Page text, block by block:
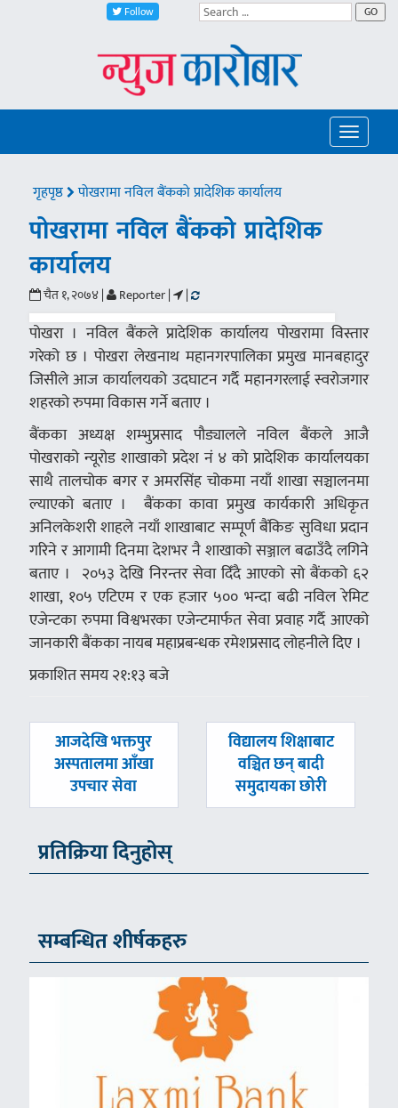
Follow GO
Toggle
गृहपृष्ठ पोखरामा नविल बैंकको प्रादेशिक कार्यालय
पोखरामा नविल बैंकको प्रादेशिक
कार्यालय
चैत १, २०७४ | Reporter | |
पोखरा । नविल बैंकले प्रादेशिक कार्यालय पोखरामा विस्तार
गरेको छ । पोखरा लेखनाथ महानगरपालिका प्रमुख मानबहादुर
जिसीले आज कार्यालयको उदघाटन गर्दै महानगरलाई स्वरोजगार
शहरको रुपमा विकास गर्ने बताए ।
बैंकका अध्यक्ष शम्भुप्रसाद पौड्यालले नविल बैंकले आजै
पोखराको न्यूरोड शाखाको प्रदेश नं ४ को प्रादेशिक कार्यालयका
साथै तालचोक बगर र अमरसिंह चोकमा नयाँ शाखा सञ्चालनमा
ल्याएको बताए । बैंकका कावा प्रमुख कार्यकारी अधिकृत
अनिलकेशरी शाहले नयाँ शाखाबाट सम्पूर्ण बैंकिङ सुविधा प्रदान
गरिने र आगामी दिनमा देशभर नै शाखाको सञ्जाल बढाउँदै लगिने
बताए । २०५३ देखि निरन्तर सेवा दिँदै आएको सो बैंकको ६२
शाखा, १०५ एटिएम र एक हजार ५०० भन्दा बढी नविल रेमिट
एजेन्टका रुपमा विश्वभरका एजेन्टमार्फत सेवा प्रवाह गर्दै आएको
जानकारी बैंकका नायब महाप्रबन्धक रमेशप्रसाद लोहनीले दिए ।
प्रकाशित समय २१:१३ बजे
पछिल्लाे
-
आजदेखि भक्तपुर
अस्पतालमा आँखा
उपचार सेवा
अघिल्लाे
विद्यालय शिक्षाबाट
वञ्चित छन् बादी
समुदायका छोरी
प्रतिक्रिया दिनुहोस्
सम्बन्धित शीर्षकहरु